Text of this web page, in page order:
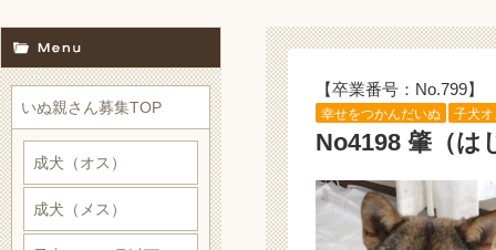
【卒業番号：No.799】
幸せをつかんだいぬ 子犬
No4198 肇（
いぬ親さん募集TOP
成犬（オス）
成犬（メス）